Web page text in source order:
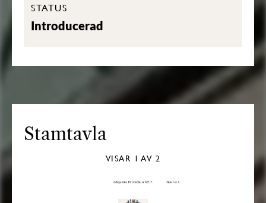
STATUS
Introducerad
Stamtavla
VISAR 1 AV 2